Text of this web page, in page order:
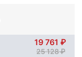
19 761
25 128